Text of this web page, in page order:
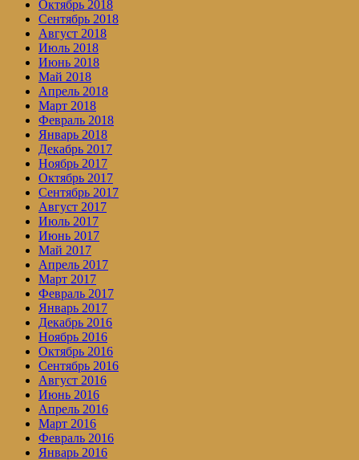
Октябрь 2018
Сентябрь 2018
Август 2018
Июль 2018
Июнь 2018
Май 2018
Апрель 2018
Март 2018
Февраль 2018
Январь 2018
Декабрь 2017
Ноябрь 2017
Октябрь 2017
Сентябрь 2017
Август 2017
Июль 2017
Июнь 2017
Май 2017
Апрель 2017
Март 2017
Февраль 2017
Январь 2017
Декабрь 2016
Ноябрь 2016
Октябрь 2016
Сентябрь 2016
Август 2016
Июнь 2016
Апрель 2016
Март 2016
Февраль 2016
Январь 2016